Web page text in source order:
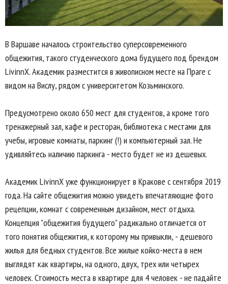
В Варшаве началось строительство суперсовременного
общежития, такого студенческого дома будущего под брендом
LivinnX. Академик разместится в живописном месте на Праге с
видом на Вислу, рядом с университетом Козьминского.
Предусмотрено около 650 мест для студентов, а кроме того
тренажерный зал, кафе и ресторан, библиотека с местами для
учебы, игровые комнаты, паркинг (!) и компьютерный зал. Не
удивляйтесь наличию паркинга - место будет не из дешевых.
Академик LivinnX уже функционирует в Кракове с сентября 2019
года. На сайте общежития можно увидеть впечатляющие фото
рецепции, комнат с современным дизайном, мест отдыха.
Концепция "общежития будущего" радикально отличается от
того понятия общежития, к которому мы привыкли, - дешевого
жилья для бедных студентов. Все жилые койко-места в нем
выглядят как квартиры, на одного, двух, трех или четырех
человек. Стоимость места в квартире для 4 человек - не падайте